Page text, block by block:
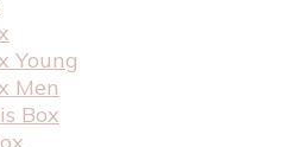
Young
Men
Box